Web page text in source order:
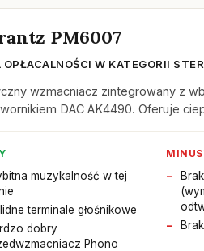
PM6007
OPŁACALNOŚCI W KATEGORII
wzmacniacz zintegrowany z
DAC AK4490. Oferuje
muzykalność w tej
terminale głośnikowe
dobry
Phono